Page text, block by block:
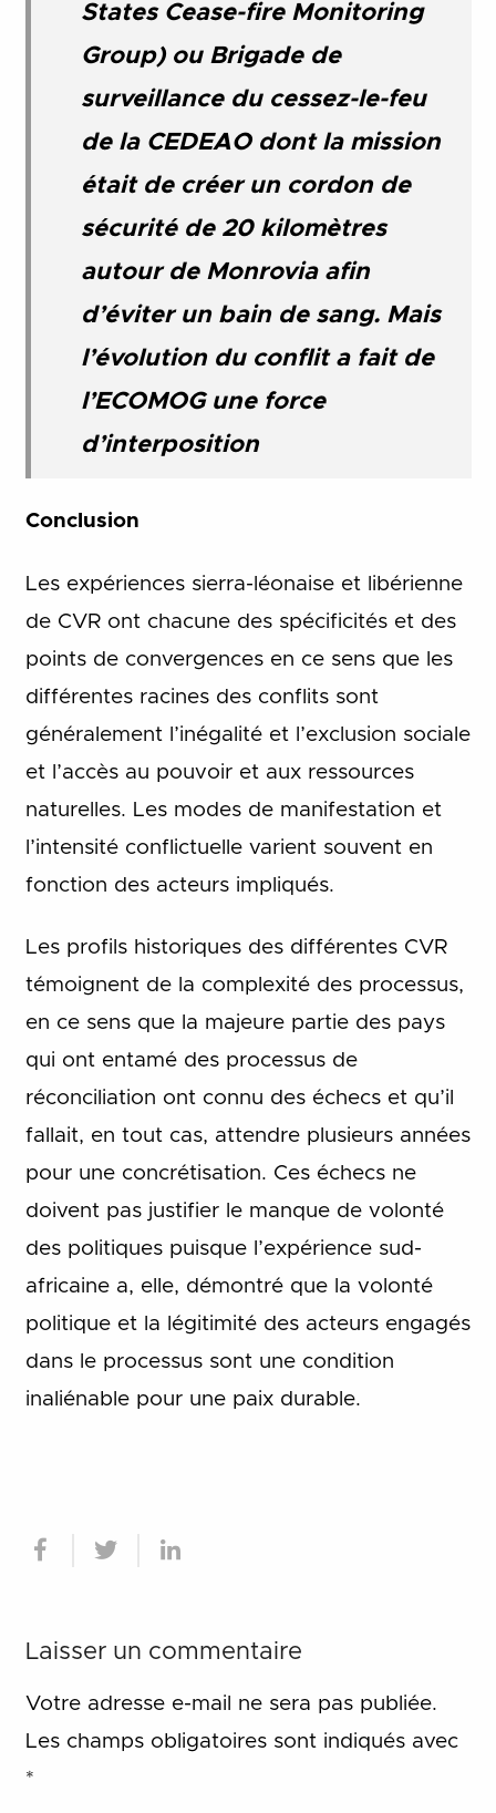
States Cease-fire Monitoring
Group) ou Brigade de
surveillance du cessez-le-feu
de la CEDEAO dont la mission
était de créer un cordon de
sécurité de 20 kilomètres
autour de Monrovia afin
d’éviter un bain de sang. Mais
l’évolution du conflit a fait de
l’ECOMOG une force
d’interposition
Conclusion
Les expériences sierra-léonaise et libérienne
de CVR ont chacune des spécificités et des
points de convergences en ce sens que les
différentes racines des conflits sont
généralement l’inégalité et l’exclusion sociale
et l’accès au pouvoir et aux ressources
naturelles. Les modes de manifestation et
l’intensité conflictuelle varient souvent en
fonction des acteurs impliqués.
Les profils historiques des différentes CVR
témoignent de la complexité des processus,
en ce sens que la majeure partie des pays
qui ont entamé des processus de
réconciliation ont connu des échecs et qu’il
fallait, en tout cas, attendre plusieurs années
pour une concrétisation. Ces échecs ne
doivent pas justifier le manque de volonté
des politiques puisque l’expérience sud-
africaine a, elle, démontré que la volonté
politique et la légitimité des acteurs engagés
dans le processus sont une condition
inaliénable pour une paix durable.
Laisser un commentaire
Votre adresse e-mail ne sera pas publiée.
Les champs obligatoires sont indiqués avec
*